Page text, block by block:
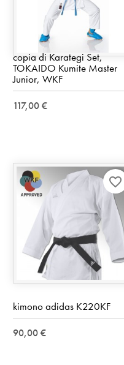
copia di Karategi Set,
TOKAIDO Kumite Master
Junior, WKF
117,00 €
kimono adidas K220KF
90,00 €
favorite_border